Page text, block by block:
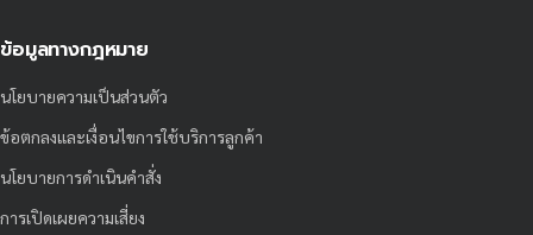
ข้อมูลทางกฎหมาย
นโยบายความเป็นส่วนตัว
ข้อตกลงและเงื่อนไขการใช้บริการลูกค้า
นโยบายการดำเนินคำสั่ง
การเปิดเผยความเสี่ยง